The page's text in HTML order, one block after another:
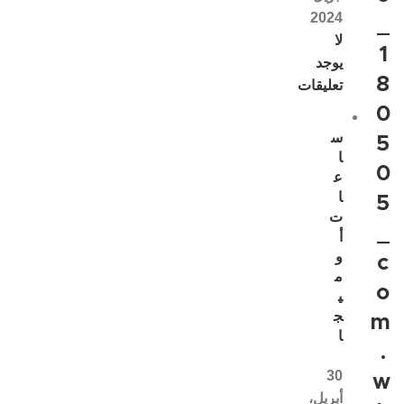
1
8
0
5
0
5
c
o
m
.
w
2024
لا
يوجد
تعليقات
س
ا
ع
ا
ت
و
م
ي
ج
ا
30
أبريل،